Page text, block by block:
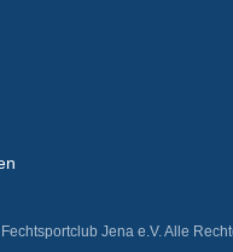
Jena e.V. Alle